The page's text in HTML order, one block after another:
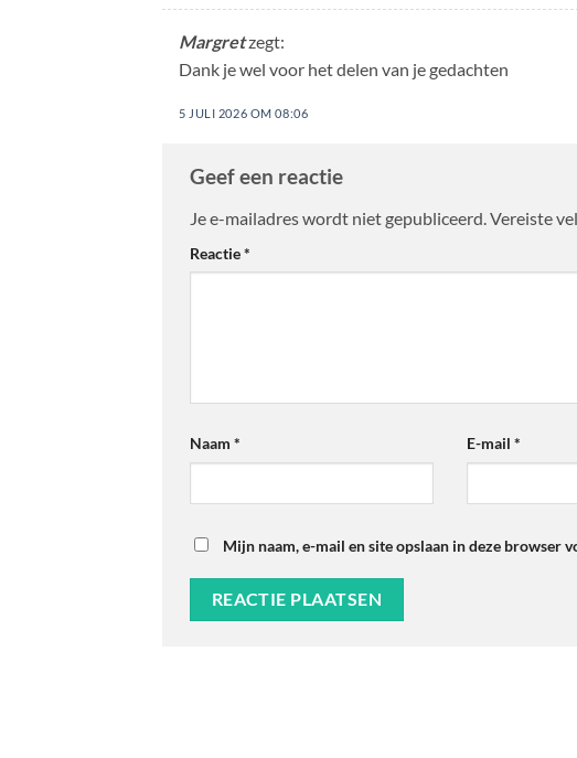
Margretzegt:
Dank je wel voor het delen van je gedachten
5 JULI 2026 OM 08:06
Geef een reactie
Je e-mailadres wordt niet gepubliceerd. Vereiste
Reactie*
Naam * E-mail *
Mijn naam, e-mail en site opslaan in deze browser